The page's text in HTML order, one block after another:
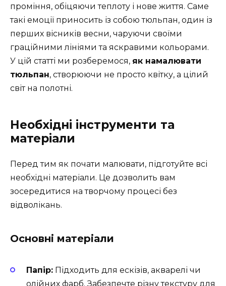
проміння, обіцяючи теплоту і нове життя. Саме
такі емоції приносить із собою тюльпан, один із
перших вісників весни, чаруючи своїми
граційними лініями та яскравими кольорами.
У цій статті ми розберемося, як намалювати
тюльпан, створюючи не просто квітку, а цілий
світ на полотні.
Необхідні інструменти та
матеріали
Перед тим як почати малювати, підготуйте всі
необхідні матеріали. Це дозволить вам
зосередитися на творчому процесі без
відволікань.
Основні матеріали
Папір: Підходить для ескізів, акварелі чи
олійних фарб. Забезпечте різну текстуру для